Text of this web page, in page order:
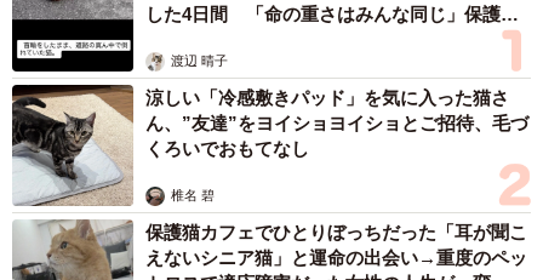
した4日間 「命の重さはみんな同じ」保護団
渡辺 晴子
涼しい「冷感敷きパッド」を気に入った猫さ
ん、”友達”をヨイショヨイショとご招待、毛づ
くろいでおもてなし
椎名 碧
保護猫カフェでひとりぼっちだった「耳が聞こ
えないシニア猫」と運命の出会い→重度のペッ